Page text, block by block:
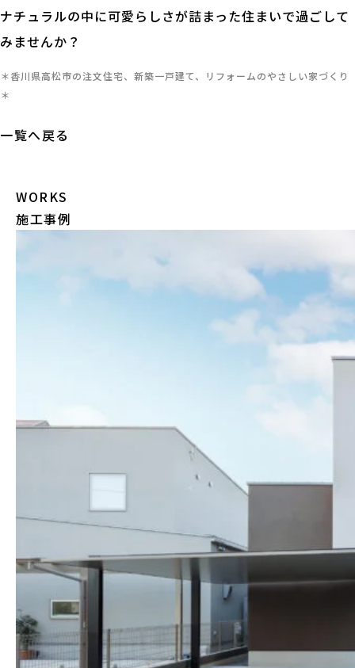
ナチュラルの中に可愛らしさが詰まった住まいで過ごして
みませんか？
＊香川県高松市の注文住宅、新築一戸建て、リフォームのやさしい家づくり
＊
一覧へ戻る
WORKS
施工事例